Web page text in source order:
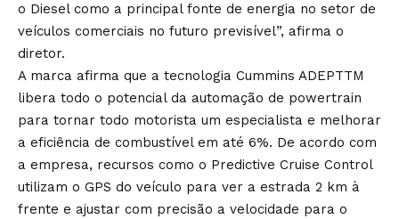
o Diesel como a principal fonte de energia no setor de
veículos comerciais no futuro previsível”, afirma o
diretor.
A marca afirma que a tecnologia Cummins ADEPTTM
libera todo o potencial da automação de powertrain
para tornar todo motorista um especialista e melhorar
a eficiência de combustível em até 6%. De acordo com
a empresa, recursos como o Predictive Cruise Control
utilizam o GPS do veículo para ver a estrada 2 km à
frente e ajustar com precisão a velocidade para o